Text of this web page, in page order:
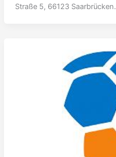
Straße 5, 66123 Saarbrücken.